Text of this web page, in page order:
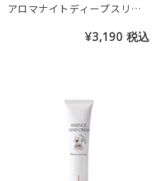
アロマナイトディープスリー
¥3,190 税込